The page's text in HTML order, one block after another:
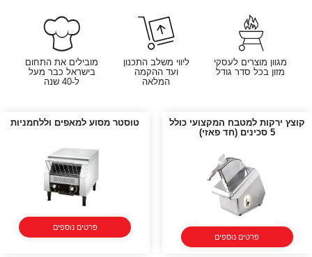
מגוון מוצרים לעסקי
מזון בכל סדר גודל
ליווי משלב התכנון
ועד ההקמה
המלאה
מובילים את התחום
בישראל כבר מעל
ל-40 שנה
קוצץ ירקות למטבח המקצועי כולל
5 סכינים (חד פאזי)
פרטים נוספים
טוסטר מסוע למאפים וללחמניות
פרטים נוספים